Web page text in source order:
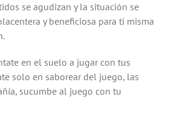
se agudizan y la situación se
y beneficiosa para ti misma
en el suelo a jugar con tus
solo en saborear del juego, las
sucumbe al juego con tu